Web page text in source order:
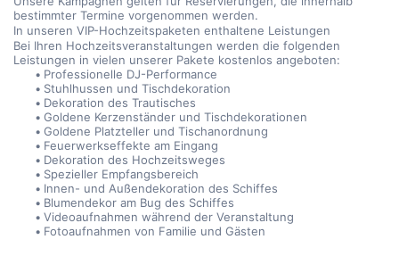
bestimmter Termine vorgenommen werden.
In unseren VIP-Hochzeitspaketen enthaltene Leistungen
Bei Ihren Hochzeitsveranstaltungen werden die folgenden
Leistungen in vielen unserer Pakete kostenlos angeboten:
Professionelle DJ-Performance
Stuhlhussen und Tischdekoration
Dekoration des Trautisches
Goldene Kerzenständer und Tischdekorationen
Goldene Platzteller und Tischanordnung
Feuerwerkseffekte am Eingang
Dekoration des Hochzeitsweges
Spezieller Empfangsbereich
Innen- und Außendekoration des Schiffes
Blumendekor am Bug des Schiffes
Videoaufnahmen während der Veranstaltung
Fotoaufnahmen von Familie und Gästen